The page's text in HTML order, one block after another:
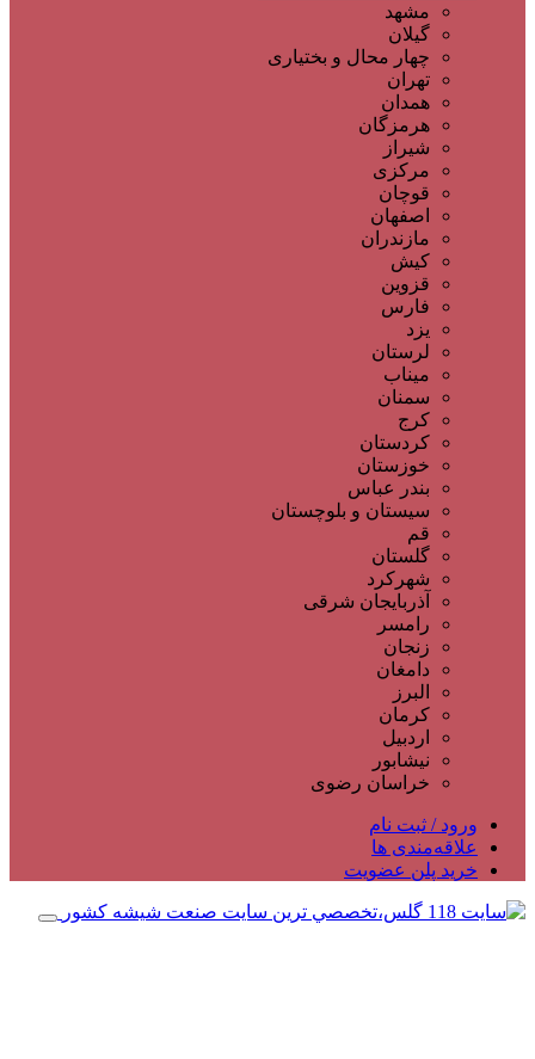
مشهد
گیلان
چهار محال و بختیاری
تهران
همدان
هرمزگان
شیراز
مرکزی
قوچان
اصفهان
مازندران
کیش
قزوین
فارس
یزد
لرستان
میناب
سمنان
کرج
کردستان
خوزستان
بندر عباس
سیستان و بلوچستان
قم
گلستان
شهرکرد
آذربایجان شرقی
رامسر
زنجان
دامغان
البرز
کرمان
اردبیل
نیشابور
خراسان رضوی
ورود / ثبت نام
علاقه‌مندی ها
خرید پلن عضویت